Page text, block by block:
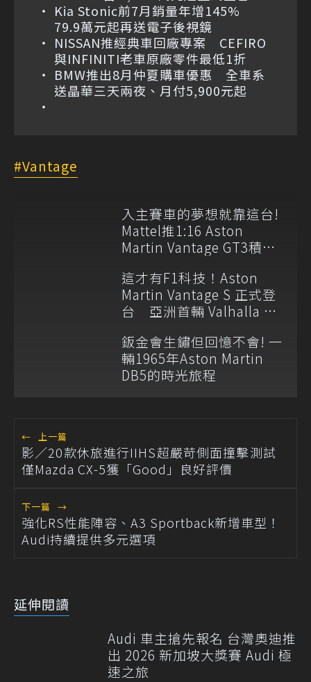
Kia Stonic前7月銷量年增145%
79.9萬元起再送電子後視鏡
NISSAN推經典車回廠專案 CEFIRO
與INFINITI老車原廠零件最低1折
BMW推出8月仲夏購車優惠 全車系
送晶華三天兩夜、月付5,900元起
Vantage
入主賽車的夢想就靠這台!
Mattel推1:16 Aston
Martin Vantage GT3積木
這才有F1科技！Aston
Martin Vantage S 正式登
台 亞洲首輛 Valhalla 預
鈑金會生鏽但回憶不會! 一
輛1965年Aston Martin
DB5的時光旅程
← 上一篇
影／20款休旅進行IIHS超嚴苛側面撞擊測試
僅Mazda CX-5獲「Good」良好評價
下一篇 →
強化RS性能陣容、A3 Sportback新增車型！
Audi持續提供多元選項
延伸閱讀
Audi 車主搶先報名 台灣奧迪推
出 2026 新加坡大獎賽 Audi 極
速之旅